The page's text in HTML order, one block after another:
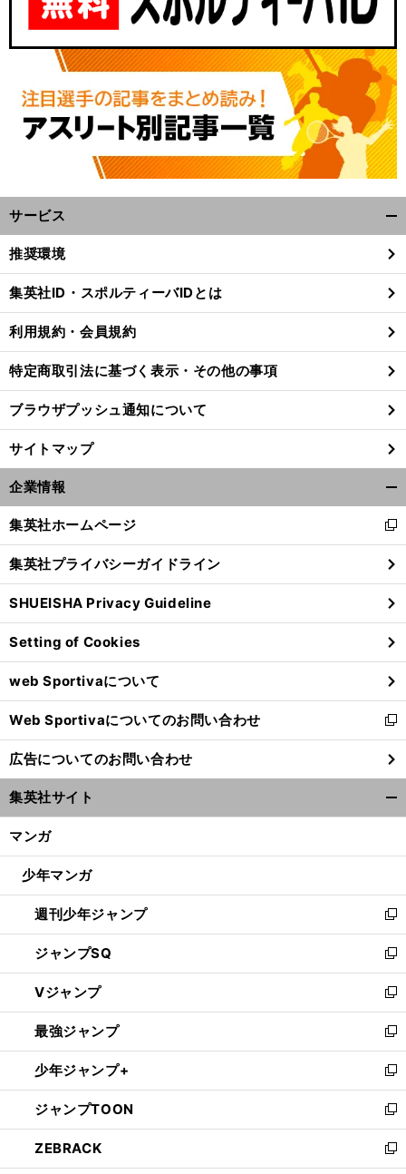
サービス
閉
る
推奨環境
集英社ID・スポルティーバIDとは
利用規約・会員規約
特定商取引法に基づく表示・その他の事項
ブラウザプッシュ通知について
サイトマップ
企業情報
閉
る
集英社ホームページ
新
し
い
ウ
ィ
ン
ド
ウ
で
開
く
集英社プライバシーガイドライン
SHUEISHA Privacy Guideline
Setting of Cookies
web Sportivaについて
Web Sportivaについてのお問い合わせ
新
し
い
ウ
ィ
ン
ウ
開
く
広告についてのお問い合わせ
集英社サイト
マンガ
少年マンガ
週刊少年ジャンプ
新
し
い
ウ
ィ
ン
ド
ウ
で
開
く
ジャンプSQ
新
し
い
ウ
ィ
ン
ド
ウ
で
開
く
Vジャンプ
新
し
い
ウ
ィ
ン
ド
ウ
で
開
最強ジャンプ
新
し
い
ウ
ィ
ン
ド
ウ
少年ジャンプ+
新
し
い
ウ
ィ
ン
ジャンプTOON
新
し
い
ウ
ZEBRACK
新